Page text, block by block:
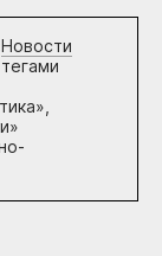
Новости